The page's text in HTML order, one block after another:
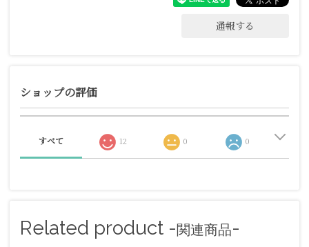
通報する
ショップの評価
すべて 12 0 0
Related product -関連商品-